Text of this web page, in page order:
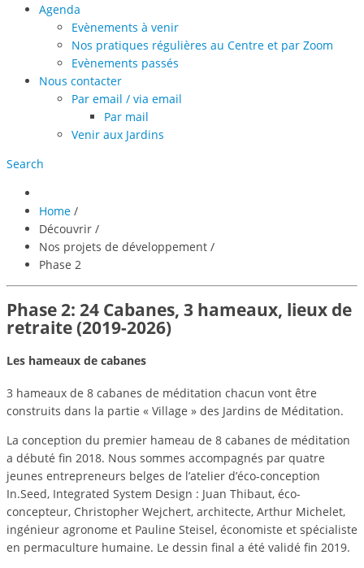
Agenda
Evènements à venir
Nos pratiques régulières au Centre et par Zoom
Evènements passés
Nous contacter
Par email / via email
Par mail
Venir aux Jardins
Search
Home /
Découvrir /
Nos projets de développement /
Phase 2
Phase 2: 24 Cabanes, 3 hameaux, lieux de
retraite (2019-2026)
Les hameaux de cabanes
3 hameaux de 8 cabanes de méditation chacun vont être
construits dans la partie « Village » des Jardins de Méditation.
La conception du premier hameau de 8 cabanes de méditation
a débuté fin 2018. Nous sommes accompagnés par quatre
jeunes entrepreneurs belges de l’atelier d’éco-conception
In.Seed, Integrated System Design : Juan Thibaut, éco-
concepteur, Christopher Wejchert, architecte, Arthur Michelet,
ingénieur agronome et Pauline Steisel, économiste et spécialiste
en permaculture humaine. Le dessin final a été validé fin 2019.